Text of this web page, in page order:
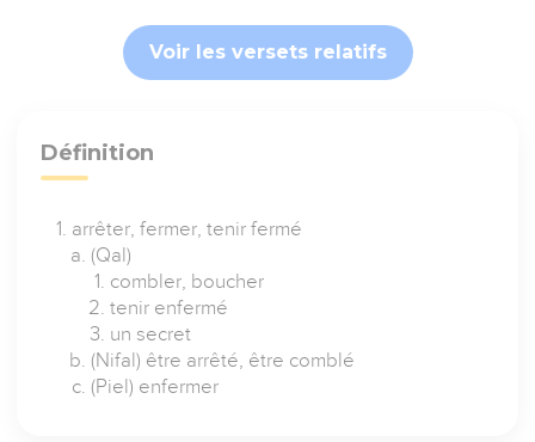
Voir les versets relatifs
Définition
arrêter, fermer, tenir fermé
(Qal)
combler, boucher
tenir enfermé
un secret
(Nifal) être arrêté, être comblé
(Piel) enfermer